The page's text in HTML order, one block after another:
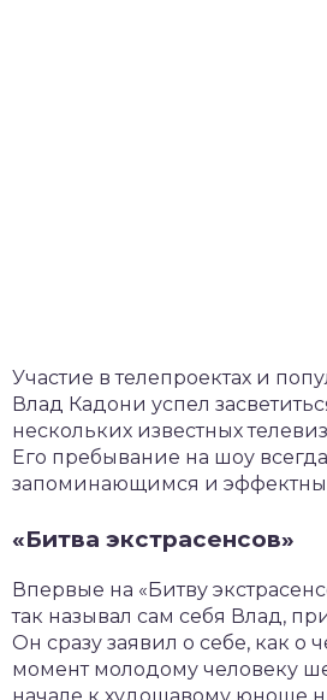
Участие в телепроектах и
Влад Кадони успел
нескольких известных
Его пребывание на шоу
запоминающимся и
«Битва экстрасенсов»
Впервые на «Битву
так называл сам себя Влад,
Он сразу заявил о себе, как о
момент молодому человеку